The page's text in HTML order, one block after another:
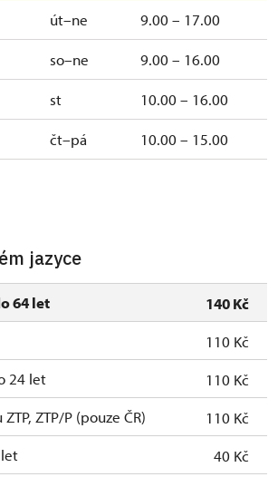
út–ne 9.00 – 17.00
so–ne 9.00 – 16.00
st 10.00 – 16.00
čt–pá 10.00 – 15.00
jazyce
64 let
140 Kč
110 Kč
24 let
110 Kč
ZTP/P (pouze ČR)
110 Kč
40 Kč